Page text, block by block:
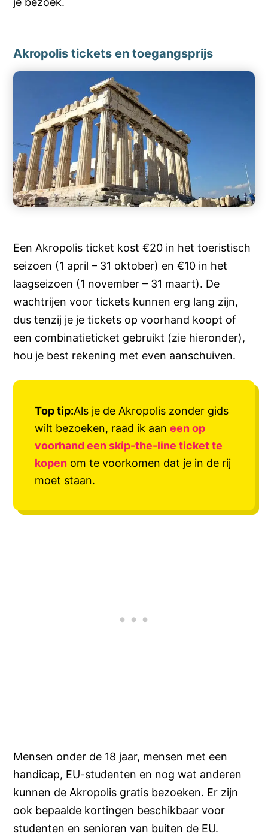
Akropolis tickets en toegangsprijs
Een Akropolis ticket kost €20 in het toeristisch
seizoen (1 april – 31 oktober) en €10 in het
laagseizoen (1 november – 31 maart). De
wachtrijen voor tickets kunnen erg lang zijn,
dus tenzij je je tickets op voorhand koopt of
een combinatieticket gebruikt (zie hieronder),
hou je best rekening met even aanschuiven.
Top tip:Als je de Akropolis zonder gids
wilt bezoeken, raad ik aaneen op
voorhand een skip-the-line ticket te
kopen om te voorkomen dat je in de rij
moet staan.
Mensen onder de 18 jaar, mensen met een
handicap, EU-studenten en nog wat anderen
kunnen de Akropolis gratis bezoeken. Er zijn
ook bepaalde kortingen beschikbaar voor
studenten en senioren van buiten de EU.